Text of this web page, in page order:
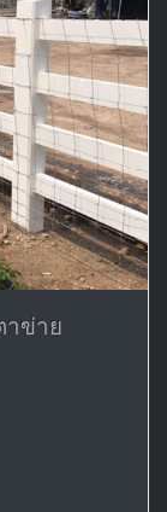
าข่าย